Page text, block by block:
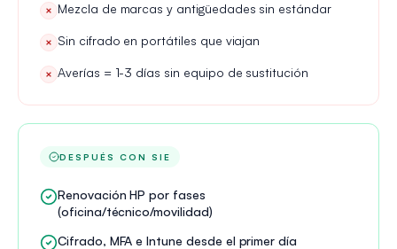
× Mezcla de marcas y antigüedades sin estándar
× Sin cifrado en portátiles que viajan
× Averías = 1-3 días sin equipo de sustitución
DESPUÉS CON SIE
Renovación HP por fases
(oficina/técnico/movilidad)
Cifrado, MFA e Intune desde el primer día